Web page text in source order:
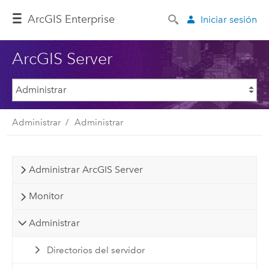
ArcGIS Enterprise Iniciar sesión
ArcGIS Server
Administrar Administrar
Administrar ArcGIS Server
Monitor
Administrar
Directorios del servidor